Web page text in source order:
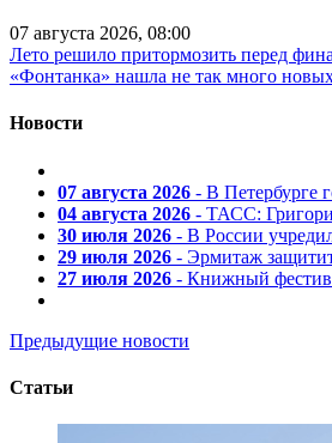
07 августа 2026, 08:00
Лето решило притормозить перед
«Фонтанка» нашла не так много
Новости
07 августа 2026 - В Петербурге
04 августа 2026 - ТАСС:
30 июля 2026 - В России
29 июля 2026 - Эрмитаж
27 июля 2026 - Книжный
Предыдущие новости
Статьи